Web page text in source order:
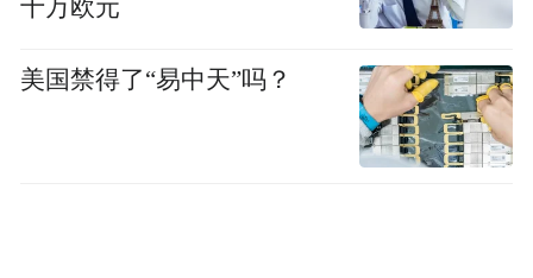
十万欧元
美国禁得了“易中天”吗？